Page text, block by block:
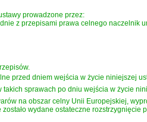
prowadzone przez:
z przepisami prawa celnego naczelnik
przed dniem wejścia w życie niniejszej
takich sprawach po dniu wejścia w życie
na obszar celny Unii Europejskiej,
wydane ostateczne